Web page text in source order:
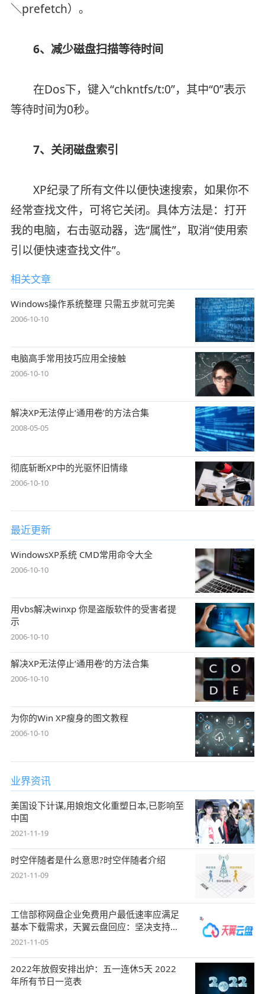
＼prefetch）。
6、减少磁盘扫描等待时间
在Dos下，键入“chkntfs/t:0”，其中“0”表示
等待时间为0秒。
7、关闭磁盘索引
XP纪录了所有文件以便快速搜索，如果你不
经常查找文件，可将它关闭。具体方法是：打开
我的电脑，右击驱动器，选“属性”，取消“使用索
引以便快速查找文件”。
相关文章
Windows操作系统整理 只需五步就可完美
2006-10-10
电脑高手常用技巧应用全接触
2006-10-10
解决XP无法停止‘通用卷’的方法合集
2008-05-05
彻底斩断XP中的光驱怀旧情缘
2006-10-10
最近更新
WindowsXP系统 CMD常用命令大全
2006-10-10
用vbs解决winxp 你是盗版软件的受害者提
示
2006-10-10
解决XP无法停止‘通用卷’的方法合集
2006-10-10
为你的Win XP瘦身的图文教程
2006-10-10
业界资讯
美国设下计谋,用娘炮文化重塑日本,已影响至
中国
2021-11-19
时空伴随者是什么意思?时空伴随者介绍
2021-11-09
工信部称网盘企业免费用户最低速率应满足
基本下载需求，天翼云盘回应：坚决支持，
始终
2021-11-05
2022年放假安排出炉：五一连休5天 2022
年所有节日一览表